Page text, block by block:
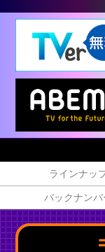
ラインナッ
バックナンバ